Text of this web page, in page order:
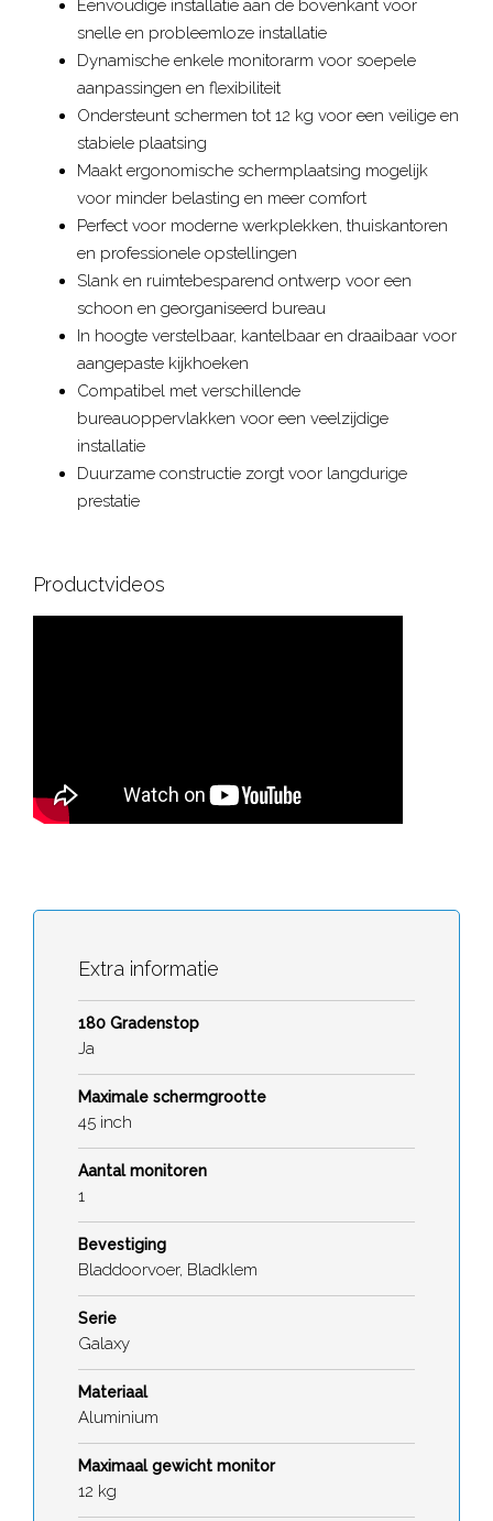
Eenvoudige installatie aan de bovenkant voor
snelle en probleemloze installatie
Dynamische enkele monitorarm voor soepele
aanpassingen en flexibiliteit
Ondersteunt schermen tot 12 kg voor een veilige en
stabiele plaatsing
Maakt ergonomische schermplaatsing mogelijk
voor minder belasting en meer comfort
Perfect voor moderne werkplekken, thuiskantoren
en professionele opstellingen
Slank en ruimtebesparend ontwerp voor een
schoon en georganiseerd bureau
In hoogte verstelbaar, kantelbaar en draaibaar voor
aangepaste kijkhoeken
Compatibel met verschillende
bureauoppervlakken voor een veelzijdige
installatie
Duurzame constructie zorgt voor langdurige
prestatie
Productvideos
Extra informatie
180 Gradenstop
Ja
Maximale schermgrootte
45 inch
Aantal monitoren
1
Bevestiging
Bladdoorvoer, Bladklem
Serie
Galaxy
Materiaal
Aluminium
Maximaal gewicht monitor
12 kg